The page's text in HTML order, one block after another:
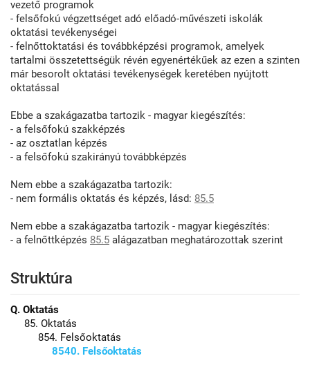
vezető programok
- felsőfokú végzettséget adó előadó-művészeti iskolák
oktatási tevékenységei
- felnőttoktatási és továbbképzési programok, amelyek
tartalmi összetettségük révén egyenértékűek az ezen a szinten
már besorolt oktatási tevékenységek keretében nyújtott
oktatással
Ebbe a szakágazatba tartozik - magyar kiegészítés:
- a felsőfokú szakképzés
- az osztatlan képzés
- a felsőfokú szakirányú továbbképzés
Nem ebbe a szakágazatba tartozik:
- nem formális oktatás és képzés, lásd: 85.5
Nem ebbe a szakágazatba tartozik - magyar kiegészítés:
- a felnőttképzés 85.5 alágazatban meghatározottak szerint
Struktúra
Q. Oktatás
85. Oktatás
854. Felsőoktatás
8540. Felsőoktatás